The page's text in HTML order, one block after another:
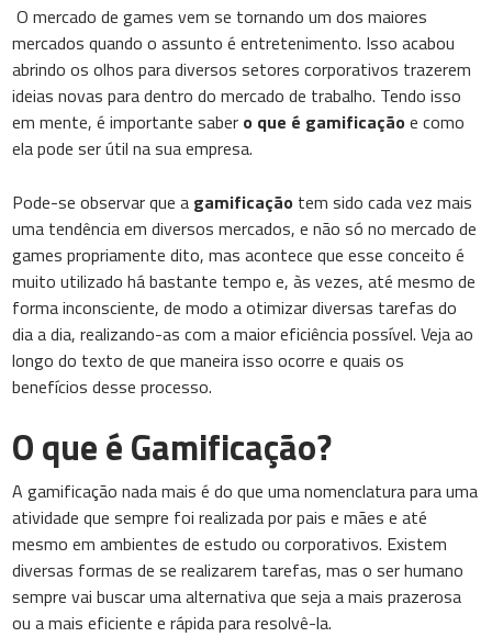
O mercado de games vem se tornando um dos maiores
mercados quando o assunto é entretenimento. Isso acabou
abrindo os olhos para diversos setores corporativos trazerem
ideias novas para dentro do mercado de trabalho. Tendo isso
em mente, é importante saber o que é gamificaçãoe como
ela pode ser útil na sua empresa.
Pode-se observar que a gamificação tem sido cada vez mais
uma tendência em diversos mercados, e não só no mercado de
games propriamente dito, mas acontece que esse conceito é
muito utilizado há bastante tempo e, às vezes, até mesmo de
forma inconsciente, de modo a otimizar diversas tarefas do
dia a dia, realizando-as com a maior eficiência possível. Veja ao
longo do texto de que maneira isso ocorre e quais os
benefícios desse processo.
O que é Gamificação?
A gamificação nada mais é do que uma nomenclatura para uma
atividade que sempre foi realizada por pais e mães e até
mesmo em ambientes de estudo ou corporativos. Existem
diversas formas de se realizarem tarefas, mas o ser humano
sempre vai buscar uma alternativa que seja a mais prazerosa
ou a mais eficiente e rápida para resolvê-la.